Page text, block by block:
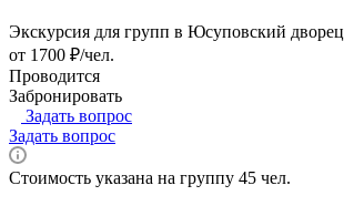
Экскурсия для групп в Юсуповский дворец
от 1700 ₽/чел.
Проводится
Забронировать
Задать вопрос
Задать вопрос
Стоимость указана на группу 45 чел.